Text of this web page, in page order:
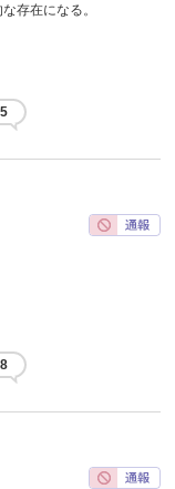
存在になる。